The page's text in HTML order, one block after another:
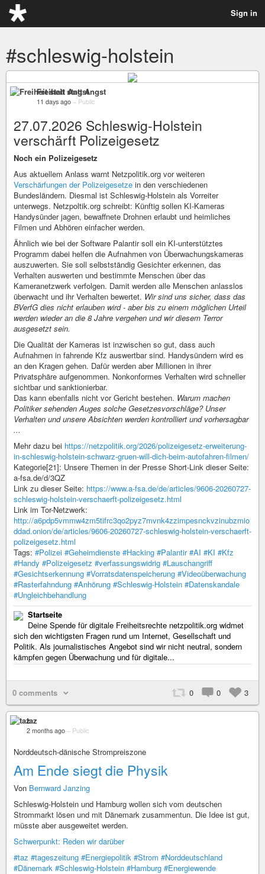
Sign in
#schleswig-holstein
Freiheit statt Angst
11 days ago – Public
27.07.2026 Schleswig-Holstein
verschärft Polizeigesetz
Noch ein Polizeigesetz
Aus aktuellem Anlass warnt Netzpolitik.org vor weiteren
Verschärfungen der Polizeigesetze in den verschiedenen
Bundesländern. Diesmal ist Schleswig-Holstein als Vorreiter
unterwegs. Netzpoltik.org schreibt: Künftig sollen KI-Kameras
Handysünder jagen, bewaffnete Drohnen erlaubt und heimliches
Filmen und Abhören einfacher werden.
Ähnlich wie bei der Software Palantir soll ein KI-unterstütztes
Programm dabei helfen die Aufnahmen von Überwachungskameras
auszuwerten. Sie soll selbstständig Gesichter erkennen, das
Verhalten auswerten und bestimmte Menschen über das
Kameranetzwerk verfolgen. Damit werden alle Menschen anlasslos
überwacht und ihr Verhalten bewertet. Wir sind uns sicher, dass das
BVerfG dies nicht erlauben wird - aber bis zu einem möglichen Urteil
werden wieder an die 8 Jahre vergehen und wir diesem Terror
ausgesetzt sein.
Die Qualität der Kameras ist inzwischen so gut, dass auch
Aufnahmen in fahrende Kfz auswertbar sind. Handysündern wird es
an den Kragen gehen. Dafür werden aber Millionen in ihrer
Privatsphäre aufgenommen. Nonkonformes Verhalten wird schneller
sichtbar und sanktionierbar.
Das kann ebenfalls nicht vor Gericht bestehen. Warum machen
Politiker sehenden Auges solche Gesetzesvorschläge? Unser
Verhalten und unsere Absichten werden kontrolliert und vorhersagbar
...
Mehr dazu bei https://netzpolitik.org/2026/polizeigesetz-erweiterung-
in-schleswig-holstein-schwarz-gruen-will-dich-beim-autofahren-filmen/
Kategorie[21]: Unsere Themen in der Presse Short-Link dieser Seite:
a-fsa.de/d/3QZ
Link zu dieser Seite: https://www.a-fsa.de/de/articles/9606-20260727-
schleswig-holstein-verschaerft-polizeigesetz.html
Link im Tor-Netzwerk:
http://a6pdp5vmmw4zm5tifrc3qo2pyz7mvnk4zzimpesnckvzinubzmio
ddad.onion/de/articles/9606-20260727-schleswig-holstein-verschaerft-
polizeigesetz.html
Tags: #Polizei #Geheimdienste #Hacking #Palantir #AI #KI #Kfz
#Handy #Polizeigesetz #verfassungswidrig #Lauschangriff
#Gesichtserkennung #Vorratsdatenspeicherung #Videoüberwachung
#Rasterfahndung #Anhörung #Schleswig-Holstein #Datenskandale
#Ungleichbehandlung
Startseite
Deine Spende für digitale Freiheitsrechte netzpolitik.org widmet
sich den wichtigsten Fragen rund um Internet, Gesellschaft und
Politik. Als journalistisches Angebot sind wir nicht neutral, sondern
kämpfen gegen Überwachung und für digitale...
0 comments 0 0 3
taz
2 months ago – Public
Norddeutsch-dänische Strompreiszone
Am Ende siegt die Physik
Von Bernward Janzing
Schleswig-Holstein und Hamburg wollen sich vom deutschen
Strommarkt lösen und mit Dänemark zusammentun. Die Idee ist gut,
müsste aber ausgeweitet werden.
Schwerpunkt: Reden wir darüber
#taz #tageszeitung #Energiepolitik #Strom #Norddeutschland
#Dänemark #Schleswig-Holstein #Hamburg #Energiewende